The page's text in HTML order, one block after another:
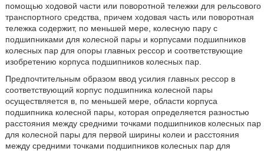
помощью ходовой части или поворотной тележки для рельсового
транспортного средства, причем ходовая часть или поворотная
тележка содержит, по меньшей мере, колесную пару с
подшипниками для колесной пары и корпусами подшипников
колесных пар для опоры главных рессор и соответствующие
изобретению корпуса подшипников колесных пар.
Предпочтительным образом ввод усилия главных рессор в
соответствующий корпус подшипника колесной пары
осуществляется в, по меньшей мере, области корпуса
подшипника колесной пары, которая определяется разностью
расстояния между средними точками подшипников колесных пар
для колесной пары для первой ширины колеи и расстояния
между средними точками подшипников колесных пар для